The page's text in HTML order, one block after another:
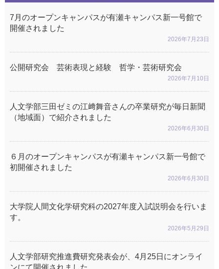
2026年7月23日
7月のオープンキャンパスが有瀬キャンパス新一号館で
開催されました
2026年7月10日
公開研究会 芸術表現と経験 哲学・芸術研究会
2026年6月30日
人文学部三田ゼミの江﨑舞音さんの卒業研究が毎日新聞
（地域面）で紹介されました
2026年6月30日
６月のオープンキャンパスが有瀬キャンパス新一号館で
初開催されました
2026年5月29日
大学院人間文化学研究科の2027年度入試説明会を行いま
す。
人文学部研究推進費研究発表会が、4月25日にオンライ
ンにて開催されました